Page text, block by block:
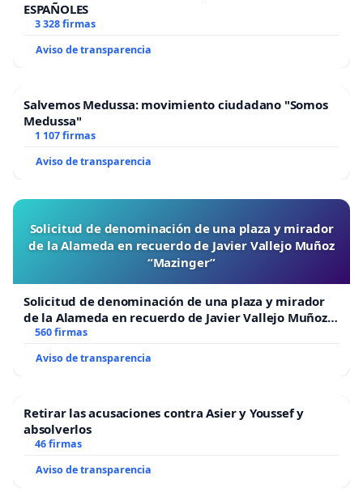
ESPAÑOLES
3 328 firmas
Aviso de transparencia
Salvemos Medussa: movimiento ciudadano "Somos
Medussa"
1 107 firmas
Aviso de transparencia
Solicitud de denominación de una plaza y mirador
de la Alameda en recuerdo de Javier Vallejo Muñoz
“Mazinger”
Solicitud de denominación de una plaza y mirador
de la Alameda en recuerdo de Javier Vallejo Muñoz
“Mazinger”
560 firmas
Aviso de transparencia
Retirar las acusaciones contra Asier y Youssef y
absolverlos
46 firmas
Aviso de transparencia